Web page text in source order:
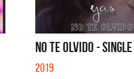
NO TE OLVIDO - SINGLE
2019